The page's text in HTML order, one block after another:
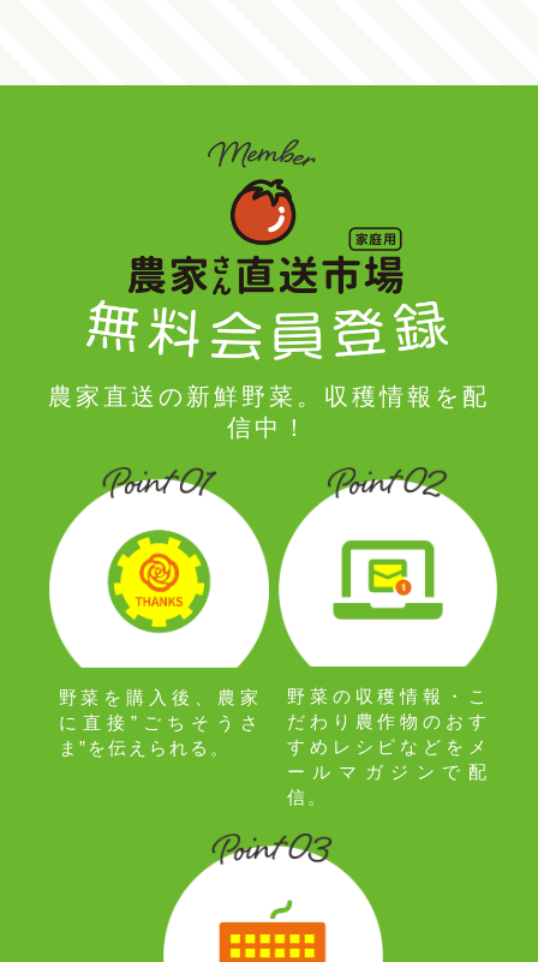
農家直送の新鮮野菜。収穫情報を配
信中！
野菜を購入後、農家
に直接”ごちそうさ
ま”を伝えられる。
野菜の収穫情報・こ
だわり農作物のおす
すめレシピなどをメ
ールマガジンで配
信。